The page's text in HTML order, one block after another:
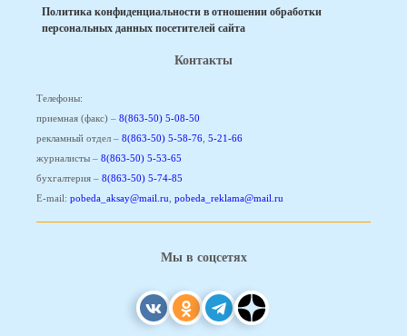
Политика конфиденциальности в отношении обработки
персональных данных посетителей сайта
Контакты
Телефоны:
приемная (факс) – 8(863-50) 5-08-50
рекламный отдел – 8(863-50) 5-58-76, 5-21-66
журналисты – 8(863-50) 5-53-65
бухгалтерия – 8(863-50) 5-74-85
E-mail: pobeda_aksay@mail.ru, pobeda_reklama@mail.ru
Мы в соцсетях